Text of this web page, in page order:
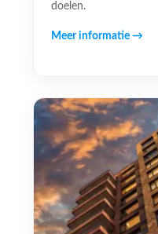
doelen.
Meer informatie →